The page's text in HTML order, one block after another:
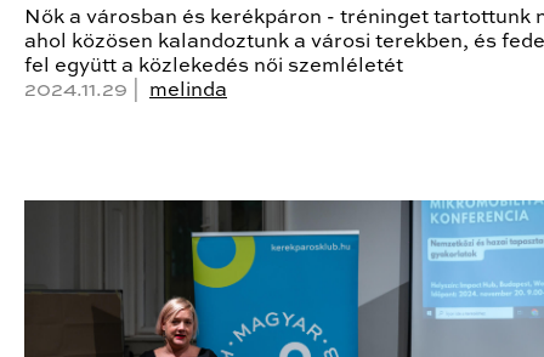
Nők a városban és kerékpáron - tréninget tartottunk
ahol közösen kalandoztunk a városi terekben, és
fel együtt a közlekedés női szemléletét
2024.11.29 | melinda